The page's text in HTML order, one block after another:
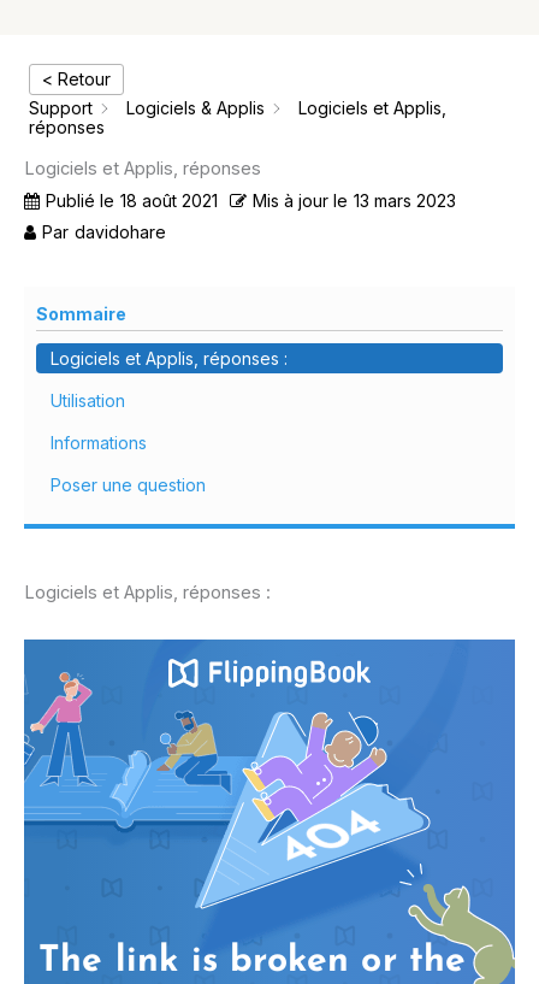
< Retour
Support
Logiciels & Applis
Logiciels et Applis,
réponses
Logiciels et Applis, réponses
Publié le 18 août 2021 Mis à jour le 13 mars 2023
Par davidohare
Sommaire
Logiciels et Applis, réponses :
Utilisation
Informations
Poser une question
Logiciels et Applis, réponses :